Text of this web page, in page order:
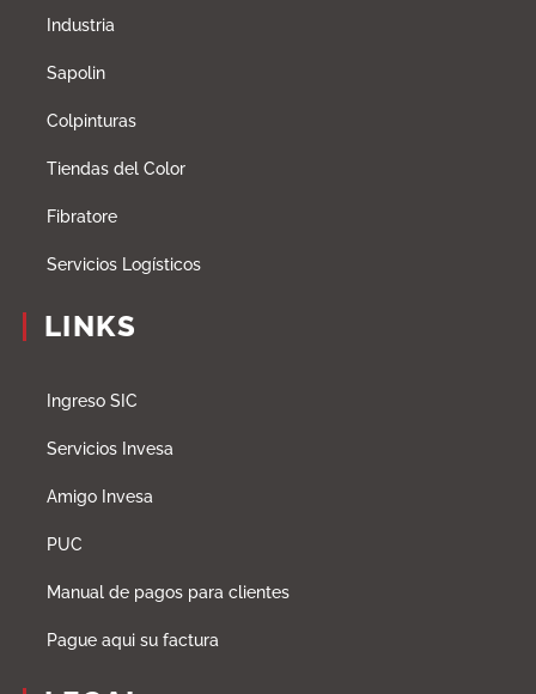
Industria
Sapolin
Colpinturas
Tiendas del Color
Fibratore
Servicios Logísticos
LINKS
Ingreso SIC
Servicios Invesa
Amigo Invesa
PUC
Manual de pagos para clientes
Pague aqui su factura